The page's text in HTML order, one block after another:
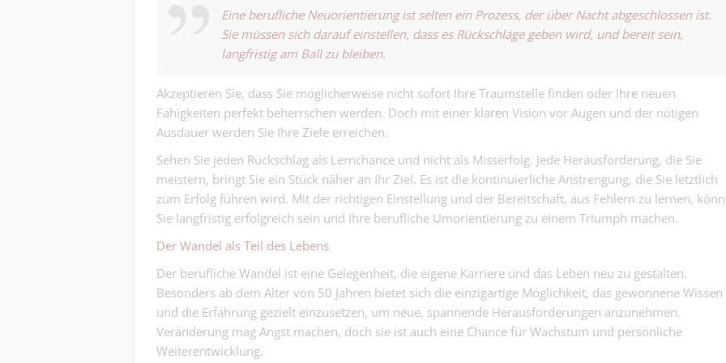
Eine berufliche Neuorientierung ist selten ein Prozess, der über Nacht abgeschlossen ist.
Sie müssen sich darauf einstellen, dass es Rückschläge geben wird, und bereit sein,
langfristig am Ball zu bleiben.
Akzeptieren Sie, dass Sie möglicherweise nicht sofort Ihre Traumstelle finden oder Ihre neuen
Fähigkeiten perfekt beherrschen werden. Doch mit einer klaren Vision vor Augen und der nötigen
Ausdauer werden Sie Ihre Ziele erreichen.
Sehen Sie jeden Rückschlag als Lernchance und nicht als Misserfolg. Jede Herausforderung, die Sie
meistern, bringt Sie ein Stück näher an Ihr Ziel. Es ist die kontinuierliche Anstrengung, die Sie letztlich
zum Erfolg führen wird. Mit der richtigen Einstellung und der Bereitschaft, aus Fehlern zu lernen,
Sie langfristig erfolgreich sein und Ihre berufliche Umorientierung zu einem Triumph machen.
Der Wandel als Teil des Lebens
Der berufliche Wandel ist eine Gelegenheit, die eigene Karriere und das Leben neu zu gestalten.
Besonders ab dem Alter von 50 Jahren bietet sich die einzigartige Möglichkeit, das gewonnene Wissen
und die Erfahrung gezielt einzusetzen, um neue, spannende Herausforderungen anzunehmen.
Veränderung mag Angst machen, doch sie ist auch eine Chance für Wachstum und persönliche
Weiterentwicklung.